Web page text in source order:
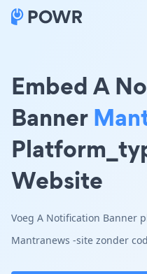
Embed A
Banner
Website
Voeg A Notification Banner
Mantranews -site zonder